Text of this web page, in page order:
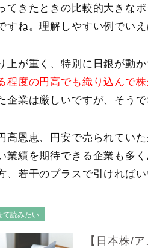
てきたときの比較的大きな
すね。理解しやすい例でい
上が重く、特別に日銀が動
程度の円高でも織り込んで
企業は厳しいですが、そう
高恩恵、円安で売られてい
業績を期待できる企業も多
、若干のプラスで引ければい
【日本株/